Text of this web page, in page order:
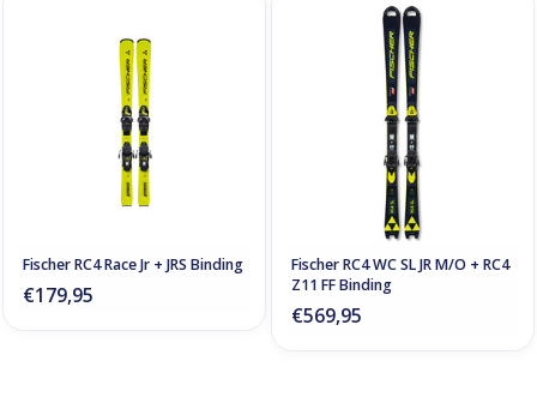
Fischer RC4 Race Jr + JRS Binding
€179,95
Fischer RC4 WC SL JR M/O + RC4
Z11 FF Binding
€569,95